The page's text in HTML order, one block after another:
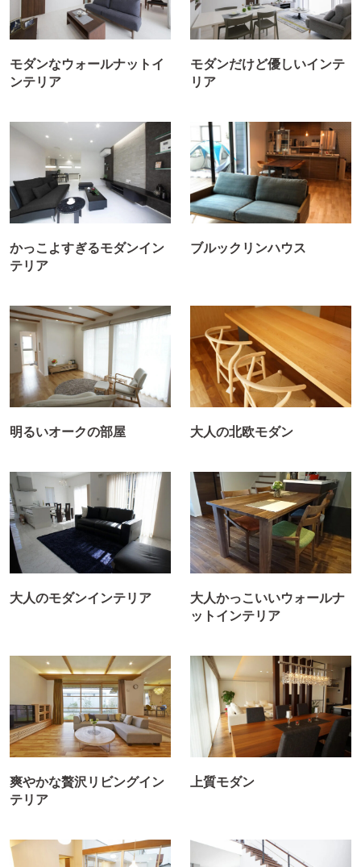
モダンなウォールナットイ
ンテリア
モダンだけど優しいインテ
リア
かっこよすぎるモダンイン
テリア
ブルックリンハウス
明るいオークの部屋 大人の北欧モダン
大人のモダンインテリア
大人かっこいいウォールナ
ットインテリア
爽やかな贅沢リビングイン
テリア
上質モダン